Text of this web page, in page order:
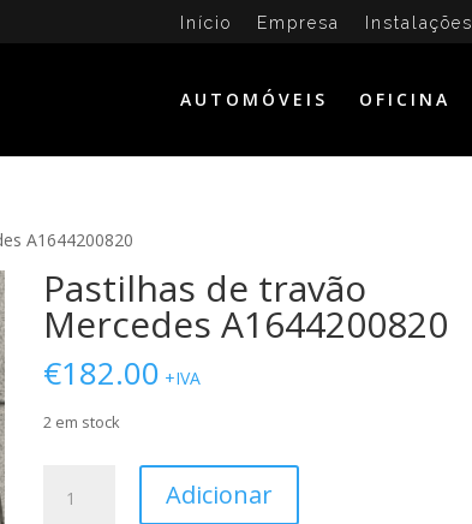
Início Empresa Instalações
AUTOMÓVEIS OFICINA
A1644200820
Pastilhas de travão
Mercedes A1644200820
€182.00 +IVA
2 em stock
Adicionar